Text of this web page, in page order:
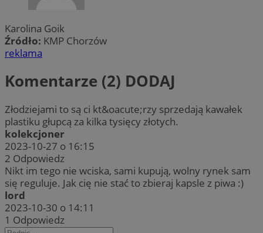
Karolina Goik
Źródło: KMP Chorzów
reklama
Komentarze (2) DODAJ
Złodziejami to są ci kt&oacute;rzy sprzedają kawałek
plastiku głupcą za kilka tysięcy złotych.
kolekcjoner
2023-10-27 o 16:15
2 Odpowiedz
Nikt im tego nie wciska, sami kupują, wolny rynek sam
się reguluje. Jak cię nie stać to zbieraj kapsle z piwa :)
lord
2023-10-30 o 14:11
1 Odpowiedz